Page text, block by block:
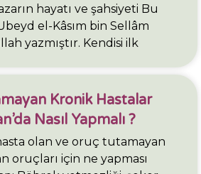
hayatı ve şahsiyeti Bu
el-Kâsım bin Sellâm
yazmıştır. Kendisi ilk
Kronik Hastalar
Nasıl Yapmalı ?
olan ve oruç tutamayan
oruçları için ne yapması